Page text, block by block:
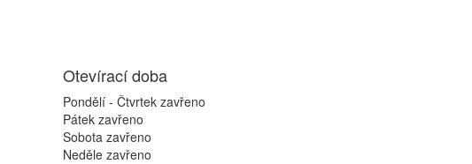
Otevírací doba
Pondělí - Čtvrtek zavřeno
Pátek zavřeno
Sobota zavřeno
Neděle zavřeno